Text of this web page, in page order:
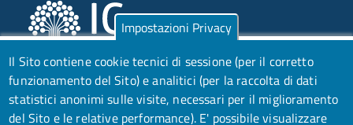
Impostazioni Privacy
Il Sito contiene cookie tecnici di sessione (per il corretto
funzionamento del Sito) e analitici (per la raccolta di dati
statistici anonimi sulle visite, necessari per il miglioramento
del Sito e le relative performance). E' possibile visualizzare